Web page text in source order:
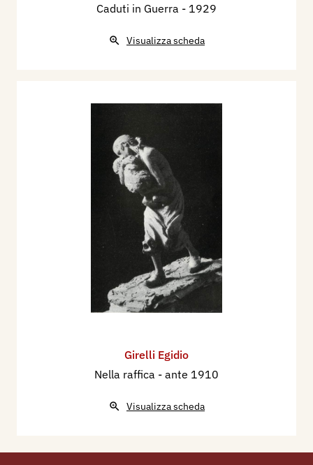
Caduti in Guerra - 1929
Visualizza scheda
Girelli Egidio
Nella raffica - ante 1910
Visualizza scheda